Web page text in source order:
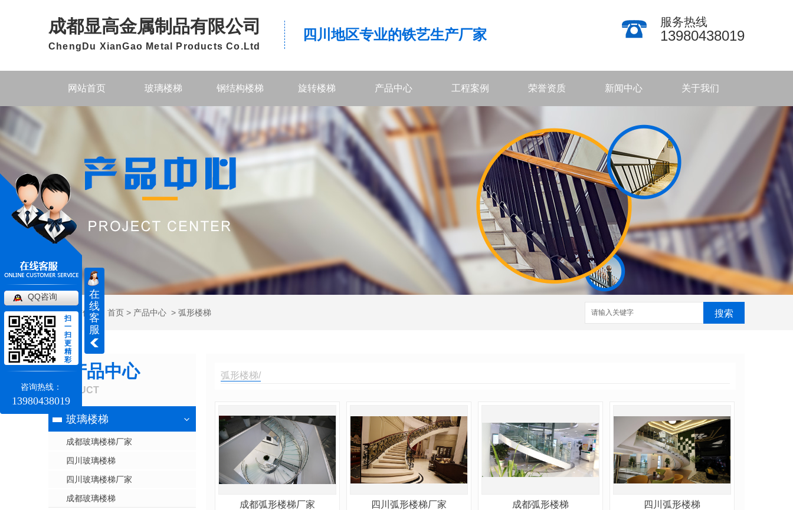
成都显高金属制品有限公司
ChengDu XianGao Metal Products Co.Ltd
四川地区专业的铁艺生产厂家
服务热线
13980438019
网站首页 玻璃楼梯 钢结构楼梯 旋转楼梯 产品中心 工程案例 荣誉资质 新闻中心 关于我们
当前位置： 首页 > 产品中心 > 弧形楼梯 搜索
产品中心
PRODUCT
玻璃楼梯
成都玻璃楼梯厂家
四川玻璃楼梯
四川玻璃楼梯厂家
成都玻璃楼梯
弧形楼梯/
成都弧形楼梯厂家 四川弧形楼梯厂家 成都弧形楼梯 四川弧形楼梯
在
线
客
服
QQ咨询
扫
一
扫
更
精
彩
咨询热线：
13980438019